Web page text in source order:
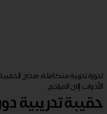
لدورة تدربية متكاملة، هذي
الأدوات إلى المراجع.
حقيبة تدريبية